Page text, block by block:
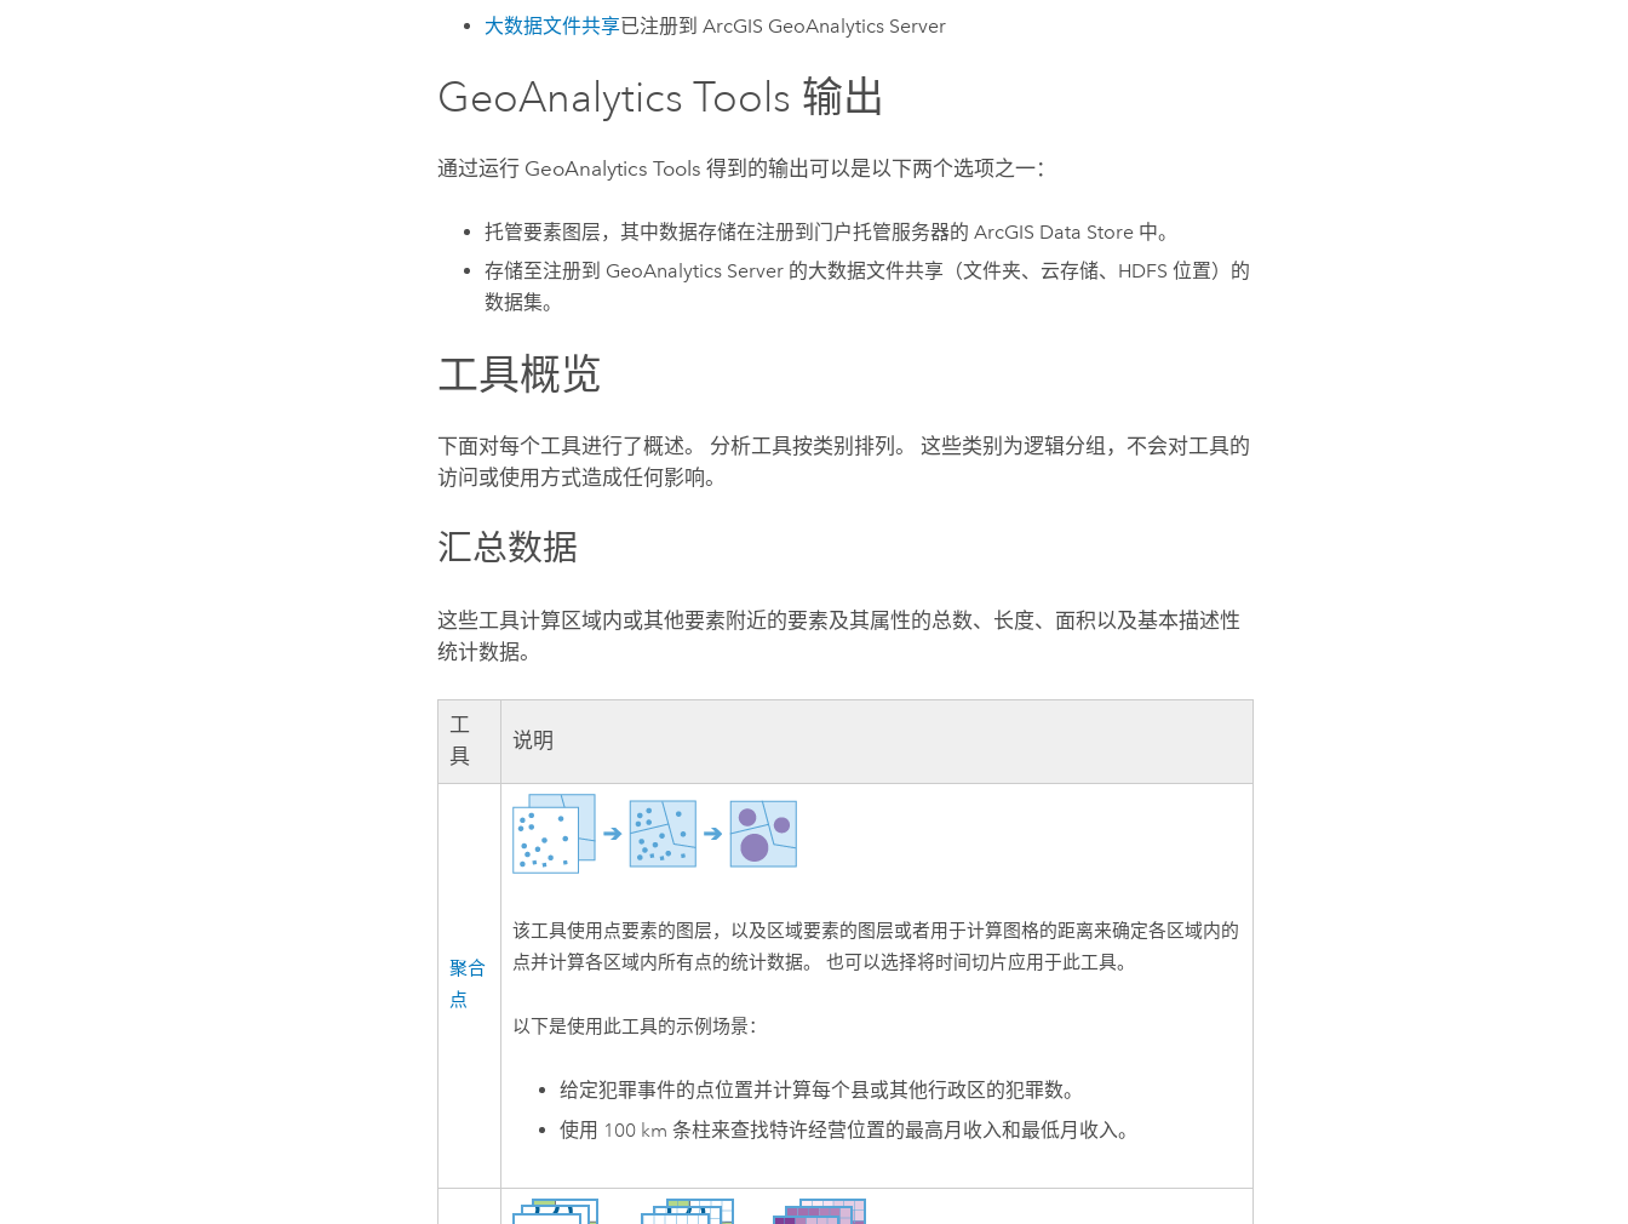
大数据文件共享已注册到 ArcGIS GeoAnalytics Server
GeoAnalytics Tools 输出
通过运行 GeoAnalytics Tools 得到的输出可以是以下两个选项之一：
托管要素图层，其中数据存储在注册到门户托管服务器的 ArcGIS Data Store 中。
存储至注册到 GeoAnalytics Server的大数据文件共享（文件夹、云存储、HDFS 位置）的
数据集。
工具概览
下面对每个工具进行了概述。 分析工具按类别排列。 这些类别为逻辑分组，不会对工具的
访问或使用方式造成任何影响。
汇总数据
这些工具计算区域内或其他要素附近的要素及其属性的总数、长度、面积以及基本描述性
统计数据。
工
具
说明
聚合
点
该工具使用点要素的图层，以及区域要素的图层或者用于计算图格的距离来确定各区域内的
点并计算各区域内所有点的统计数据。 也可以选择将时间切片应用于此工具。
以下是使用此工具的示例场景：
给定犯罪事件的点位置并计算每个县或其他行政区的犯罪数。
使用 100 km 条柱来查找特许经营位置的最高月收入和最低月收入。